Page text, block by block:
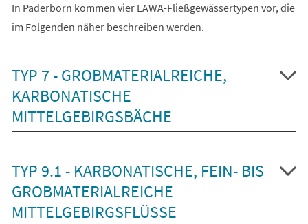
In Paderborn kommen vier LAWA-Fließgewässertypen vor, die
im Folgenden näher beschreiben werden.
TYP 7 - GROBMATERIALREICHE,
KARBONATISCHE
MITTELGEBIRGSBÄCHE
TYP 9.1 - KARBONATISCHE, FEIN- BIS
GROBMATERIALREICHE
MITTELGEBIRGSFLÜSSE